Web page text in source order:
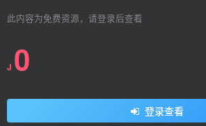
此内容为免费资源，请登录后查看
J 0
登录查看